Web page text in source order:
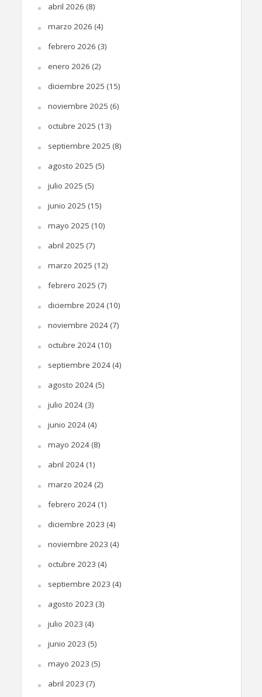
abril 2026 (8)
marzo 2026 (4)
febrero 2026 (3)
enero 2026 (2)
diciembre 2025 (15)
noviembre 2025 (6)
octubre 2025 (13)
septiembre 2025 (8)
agosto 2025 (5)
julio 2025 (5)
junio 2025 (15)
mayo 2025 (10)
abril 2025 (7)
marzo 2025 (12)
febrero 2025 (7)
diciembre 2024(10)
noviembre 2024(7)
octubre 2024(10)
septiembre 2024(4)
agosto 2024(5)
julio 2024(3)
junio 2024(4)
mayo 2024(8)
abril 2024(1)
marzo 2024(2)
febrero 2024(1)
diciembre 2023 (4)
noviembre 2023 (4)
octubre 2023 (4)
septiembre 2023 (4)
agosto 2023 (3)
julio 2023 (4)
junio 2023 (5)
mayo 2023 (5)
abril 2023 (7)